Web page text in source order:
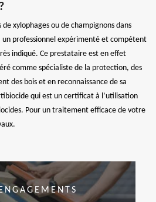
de xylophages ou de champignons dans
professionnel expérimenté et compétent
indiqué. Ce prestataire est en effet
comme spécialiste de la protection, des
des bois et en reconnaissance de sa
qui est un certificat à l’utilisation
Pour un traitement efficace de votre